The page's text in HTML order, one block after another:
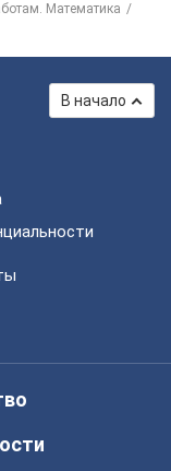
Математика
В начало